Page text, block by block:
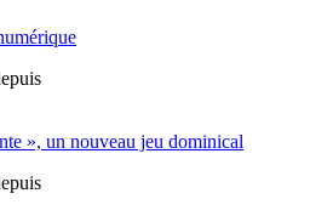
», un nouveau jeu dominical